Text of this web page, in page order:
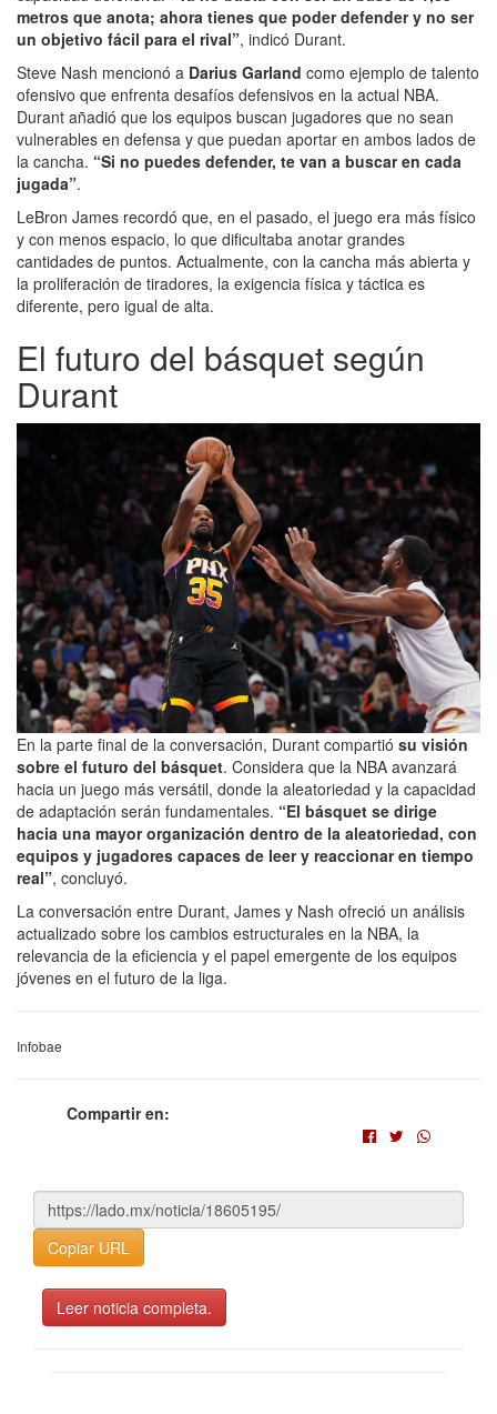
metros que anota; ahora tienes que poder defender y no ser
un objetivo fácil para el rival”, indicó Durant.
Steve Nash mencionó a Darius Garland como ejemplo de talento
ofensivo que enfrenta desafíos defensivos en la actual NBA.
Durant añadió que los equipos buscan jugadores que no sean
vulnerables en defensa y que puedan aportar en ambos lados de
la cancha. “Si no puedes defender, te van a buscar en cada
jugada”.
LeBron James recordó que, en el pasado, el juego era más físico
y con menos espacio, lo que dificultaba anotar grandes
cantidades de puntos. Actualmente, con la cancha más abierta y
la proliferación de tiradores, la exigencia física y táctica es
diferente, pero igual de alta.
El futuro del básquet según
Durant
En la parte final de la conversación, Durant compartió su visión
sobre el futuro del básquet. Considera que la NBA avanzará
hacia un juego más versátil, donde la aleatoriedad y la capacidad
de adaptación serán fundamentales. “El básquet se dirige
hacia una mayor organización dentro de la aleatoriedad, con
equipos y jugadores capaces de leer y reaccionar en tiempo
real”, concluyó.
La conversación entre Durant, James y Nash ofreció un análisis
actualizado sobre los cambios estructurales en la NBA, la
relevancia de la eficiencia y el papel emergente de los equipos
jóvenes en el futuro de la liga.
Infobae
Compartir en:
Copiar URL
Leer noticia completa.